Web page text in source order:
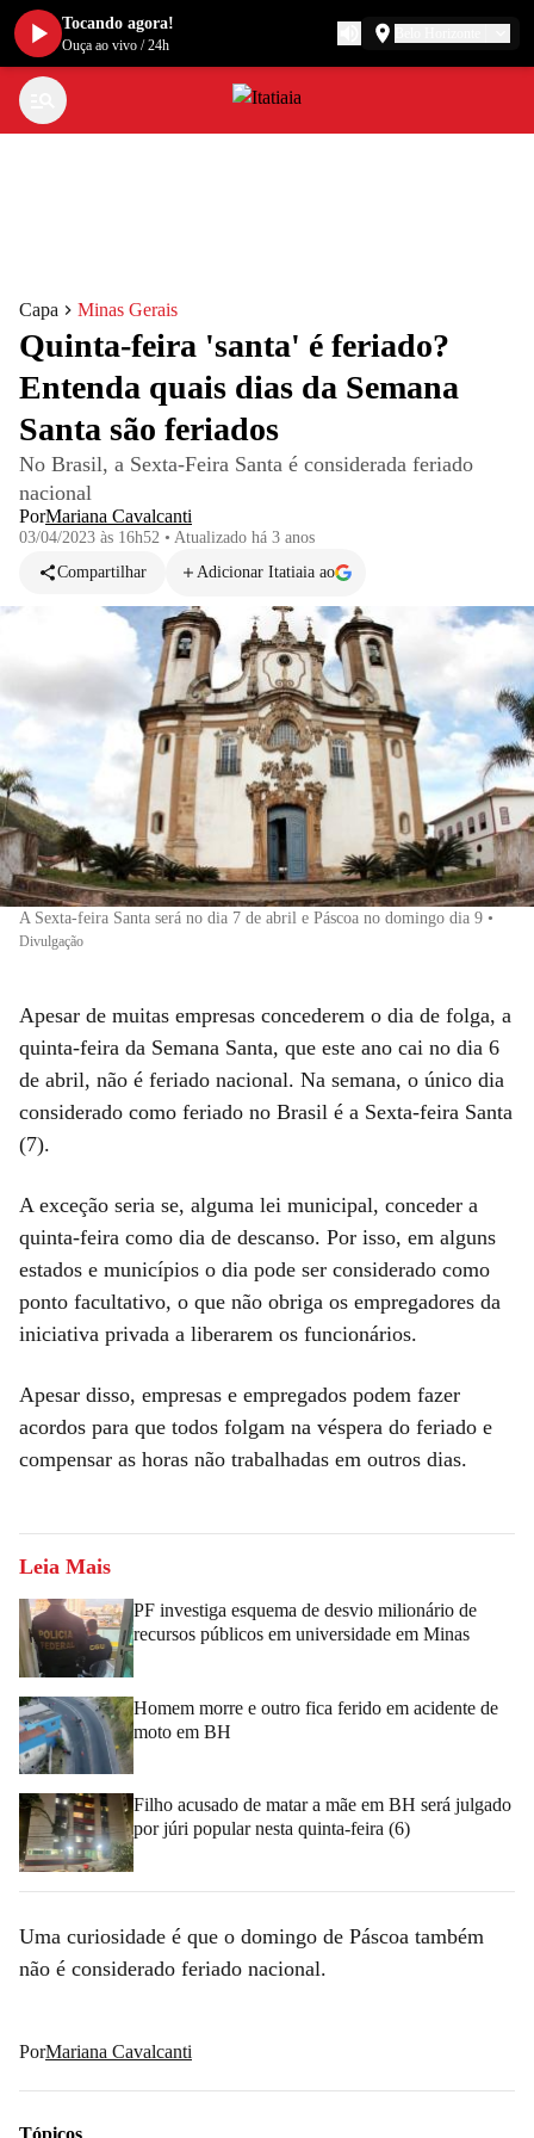
Capa Minas Gerais
Quinta-feira 'santa' é feriado?
Entenda quais dias da Semana
Santa são feriados
No Brasil, a Sexta-Feira Santa é considerada feriado
nacional
PorMariana Cavalcanti
03/04/2023 às 16h52 • Atualizado há 3 anos
Compartilhar
Adicionar Itatiaia ao
A Sexta-feira Santa será no dia 7 de abril e Páscoa no domingo dia 9 •
Divulgação
Apesar de muitas empresas concederem o dia de folga, a
quinta-feira da Semana Santa, que este ano cai no dia 6
de abril, não é feriado nacional. Na semana, o único dia
considerado como feriado no Brasil é a Sexta-feira Santa
(7).
A exceção seria se, alguma lei municipal, conceder a
quinta-feira como dia de descanso. Por isso, em alguns
estados e municípios o dia pode ser considerado como
ponto facultativo, o que não obriga os empregadores da
iniciativa privada a liberarem os funcionários.
Apesar disso, empresas e empregados podem fazer
acordos para que todos folgam na véspera do feriado e
compensar as horas não trabalhadas em outros dias.
Leia Mais
PF investiga esquema de desvio milionário de
recursos públicos em universidade em Minas
Homem morre e outro fica ferido em acidente de
moto em BH
Filho acusado de matar a mãe em BH será julgado
por júri popular nesta quinta-feira (6)
Uma curiosidade é que o domingo de Páscoa também
não é considerado feriado nacional.
PorMariana Cavalcanti
Tópicos
Tocando agora!
Ouça ao vivo /24h